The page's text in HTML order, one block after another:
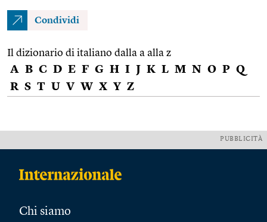
Condividi
Il dizionario di italiano dalla a alla z
A B C D E F G H I J K L M N O P Q
R S T U V W X Y Z
PUBBLICITÀ
Chi siamo